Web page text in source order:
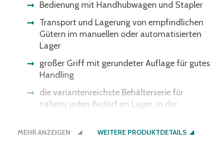
Bedienung mit Handhubwagen und Stapler
Transport und Lagerung von empfindlichen
Gütern im manuellen oder automatisierten
Lager
großer Griff mit gerundeter Auflage für gutes
Handling
die variantenreichste Behälterserie für
nahezu jeden Bedarf im Lager, in der
Bitte beachten Sie: Einige
MEHR ANZEIGEN WEITERE PRODUKTDETAILS